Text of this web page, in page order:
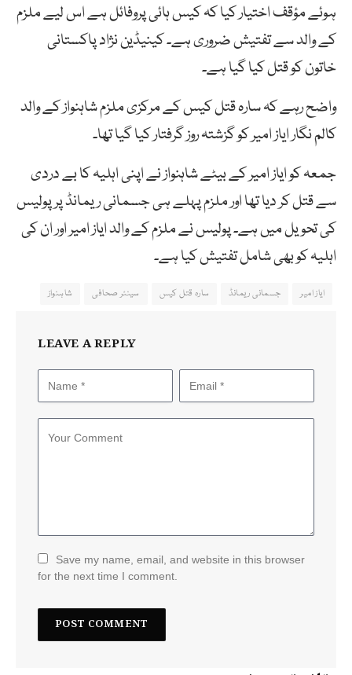
ہوئے مؤقف اختیار کیا کہ کیس ہائی پروفائل ہے اس لیے ملزم
کے والد سے تفتیش ضروری ہے۔ کینیڈین نژاد پاکستانی
خاتون کو قتل کیا گیا ہے۔
واضح رہے کہ سارہ قتل کیس کے مرکزی ملزم شاہنواز کے والد
کالم نگار ایاز امیر کو گزشتہ روز گرفتار کیا گیا تھا۔
جمعہ کو ایاز امیر کے بیٹے شاہنواز نے اپنی اہلیہ کا بے دردی
سے قتل کر دیا تھا اور ملزم پہلے ہی جسمانی ریمانڈ پر پولیس
کی تحویل میں ہے۔ پولیس نے ملزم کے والد ایاز امیر اور ان کی
اہلیہ کو بھی شامل تفتیش کیا ہے۔
ایاز امیر جسمانی ریمانڈ سارہ قتل کیس سینئر صحافی شاہنواز
LEAVE A REPLY
Save my name, email, and website in this browser
for the next time I comment.